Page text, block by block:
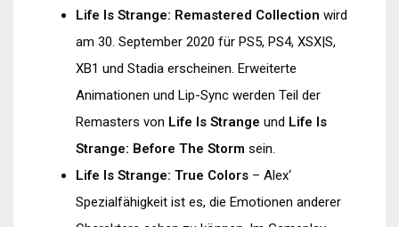
Life Is Strange: Remastered Collection wird
am 30. September 2020 für PS5, PS4, XSX|S,
XB1 und Stadia erscheinen. Erweiterte
Animationen und Lip-Sync werden Teil der
Remasters von Life Is Strange und Life Is
Strange: Before The Storm sein.
Life Is Strange: True Colors – Alex‘
Spezialfähigkeit ist es, die Emotionen anderer